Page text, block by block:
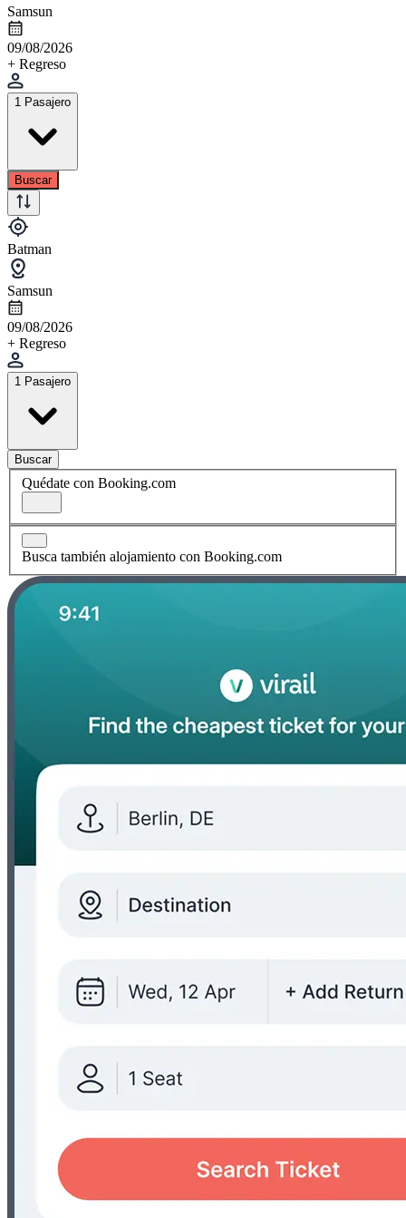
Samsun
09/08/2026
+ Regreso
1 Pasajero
Buscar
Batman
Samsun
09/08/2026
+ Regreso
1 Pasajero
Buscar
Quédate con Booking.com
Busca también alojamiento con Booking.com